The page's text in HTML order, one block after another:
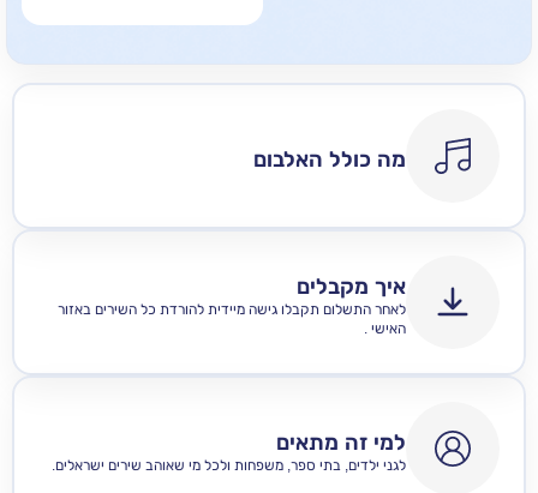
מה כולל האלבום
איך מקבלים
לאחר התשלום תקבלו גישה מיידית להורדת כל השירים באזור
למי זה מתאים
לגני ילדים, בתי ספר, משפחות ולכל מי שאוהב שירים ישראלים.